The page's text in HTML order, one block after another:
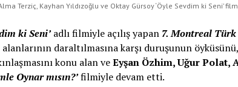
Terziç, Kayhan Yıldızoğlu ve Oktay Gürsoy ‘Öyle Sevdim ki Seni’
ki Seni’adlı filmiyle açılış yapan 7. Montreal
daraltılmasına karşı duruşunun
konu alan veEyşan Özhim, Uğur Polat,
Oynar mısın?’filmiyle devam etti.